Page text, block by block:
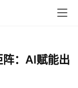
：AI赋能出